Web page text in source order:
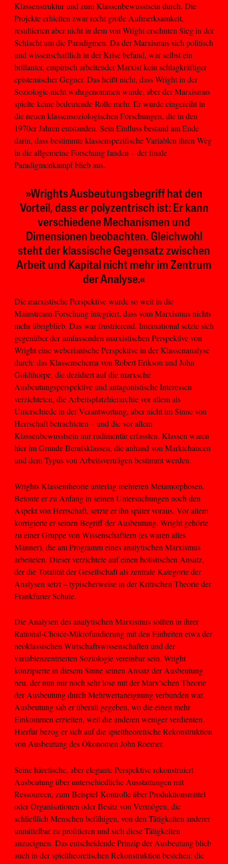
Klassenstruktur und zum Klassenbewusstsein durch. Die
Projekte erhielten zwar recht große Aufmerksamkeit,
resultierten aber nicht in dem von Wright ersehnten Sieg in der
Schlacht um die Paradigmen. Da der Marxismus sich politisch
und wissenschaftlich in der Krise befand, war selbst ein
brillanter, empirisch arbeitender Marxist kein schlagkräftiger
epistemischer Gegner. Das heißt nicht, dass Wright in der
Soziologie nicht wahrgenommen wurde, aber der Marxismus
spielte keine bedeutende Rolle mehr. Er wurde eingereiht in
die neuen klassensoziologischen Forschungen, die in den
1970er Jahren entstanden. Sein Einfluss bestand am Ende
darin, dass bestimmte klassenspezifische Variablen ihren Weg
in die allgemeine Forschung fanden – der finale
Paradigmenkampf blieb aus.
»Wrights Ausbeutungsbegriff hat den
Vorteil, dass er polyzentrisch ist: Er kann
verschiedene Mechanismen und
Dimensionen beobachten. Gleichwohl
steht der klassische Gegensatz zwischen
Arbeit und Kapital nicht mehr im Zentrum
der Analyse.«
Die marxistische Perspektive wurde so weit in die
Mainstream-Forschung integriert, dass vom Marxismus nichts
mehr übrigblieb. Das war frustrierend. International setzte sich
gegenüber der umfassenden marxistischen Perspektive von
Wright eine weberianische Perspektive in der Klassenanalyse
durch: das Klassenschema von Robert Erikson und John
Goldthorpe, die dezidiert auf die marxsche
Ausbeutungsperspektive und antagonistische Interessen
verzichteten, die Arbeitsplatzhierarchie vor allem als
Unterschiede in der Verantwortung, aber nicht im Sinne von
Herrschaft betrachteten – und die vor allem
Klassenbewusstsein nur rudimentär erfassten. Klassen waren
hier im Grunde Berufsklassen, die anhand von Marktchancen
und dem Typus von Arbeitsverträgen bestimmt werden.
Wrights Klassentheorie unterlag mehreren Metamorphosen.
Betonte er zu Anfang in seinen Untersuchungen noch den
Aspekt von Herrschaft, setzte er ihn später voraus. Vor allem
korrigierte er seinen Begriff der Ausbeutung. Wright gehörte
zu einer Gruppe von Wissenschaftlern (es waren alles
Männer), die am Programm eines analytischen Marxismus
arbeiteten. Dieser verzichtete auf einen holistischen Ansatz,
der die Totalität der Gesellschaft als zentrale Kategorie der
Analysen setzt – typischerweise in der Kritischen Theorie der
Frankfurter Schule.
Die Analysen des analytischen Marxismus sollten in ihrer
Rational-Choice-Mikrofundierung mit den Einheiten etwa der
neoklassischen Wirtschaftswissenschaften und der
variablenzentrierten Soziologie vereinbar sein. Wright
konzipierte in diesem Sinne seinen Ansatz der Ausbeutung
neu, der nun nur noch sehr lose mit der Marx’schen Theorie
der Ausbeutung durch Mehrwertaneignung verbunden war.
Ausbeutung sah er überall gegeben, wo die einen mehr
Einkommen erzielten, weil die anderen weniger verdienten.
Hierfür bezog er sich auf die spieltheoretische Rekonstruktion
von Ausbeutung des Ökonomen John Roemer.
Seine häretische, aber elegante Perspektive rekonstruiert
Ausbeutung über unterschiedliche Ausstattungen mit
Ressourcen, zum Beispiel Kontrolle über Produktionsmittel
oder Organisationen oder Besitz von Vermögen, die
schließlich Menschen befähigen, von den Tätigkeiten anderer
unmittelbar zu profitieren und sich diese Tätigkeiten
anzueignen. Das entscheidende Prinzip der Ausbeutung blieb
auch in der spieltheoretischen Rekonstruktion bestehen: die